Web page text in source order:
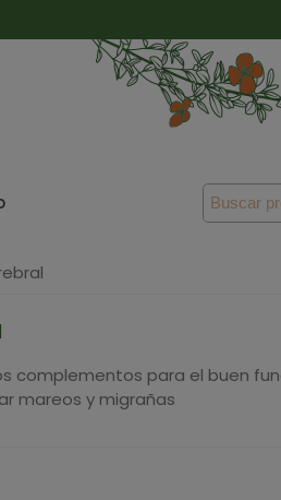
complementos para el buen
mareos y migrañas